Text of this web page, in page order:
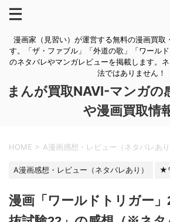
漫画家（見習い）が運営する無料の漫画買取
す。「ザ・ファブル」「外道の歌」「ワール
のネタバレやマンガレビューを掲載します。
法ではありません！
まんが買取NAVI-マンガの
や漫画買取情
HOME > A漫画感想・レビュー（ネタバレあり
A漫画感想・レビュー（ネタバレあり） ★
漫画「ワールドトリガー